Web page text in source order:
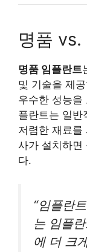
명품 vs.
명품 임플란트
및 기술을 제
우수한 성능을
플란트는 일반
저렴한 재료를
사가 설치하면
다.
“임플란
는 임플
에 더 크